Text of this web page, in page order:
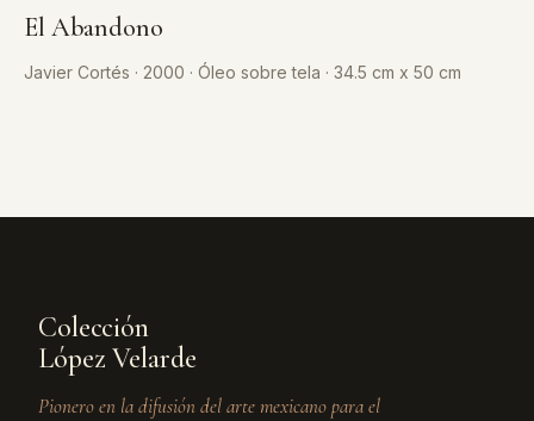
El Abandono
Javier Cortés · 2000 · Óleo sobre tela · 34.5 cm x 50 cm
Colección
López Velarde
Pionero en la difusión del arte mexicano para el